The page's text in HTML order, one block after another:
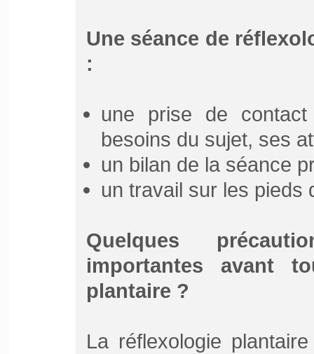
Une séance de
:
une prise de
besoins du sujet, ses
un bilan de la séance
un travail sur les pieds
Quelques
importantes avant
plantaire ?
La réflexologie